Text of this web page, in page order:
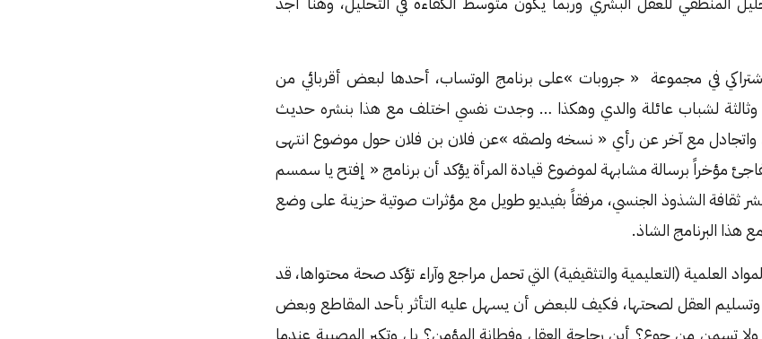
في مجموعة « جروبات »على برنامج الوتساب، أحدها لبعض أقربائي من
وثالثة لشباب عائلة والدي وهكذا … وجدت نفسي اختلف مع هذا بنشره حديث
مع آخر عن رأي « نسخه ولصقه »عن فلان بن فلان حول موضوع انتهى
مؤخراً برسالة مشابهة لموضوع قيادة المرأة يؤكد أن برنامج « إفتح يا سمسم
ثقافة الشذوذ الجنسي، مرفقاً بفيديو طويل مع مؤثرات صوتية حزينة على وضع
هذا البرنامج الشاذ.
العلمية (التعليمية والتثقيفية) التي تحمل مراجع وآراء تؤكد صحة محتواها، قد
العقل لصحتها، فكيف للبعض أن يسهل عليه التأثر بأحد المقاطع وبعض
ولا تسمن من جوع؟ أين رجاحة العقل وفطانة المؤمن؟ بل وتكبر المصيبة عندما